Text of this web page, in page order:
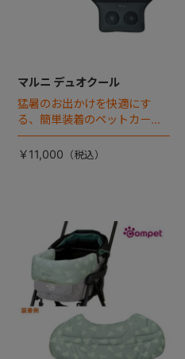
マルニ デュオクール
猛暑のお出かけを快適にす
る、簡単装着のペットカート
専用ダブル送風ファンが登
場。
￥11,000